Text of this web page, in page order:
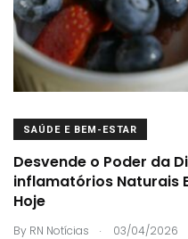
SAÚDE E BEM-ESTAR
Desvende o Poder da
inflamatórios Naturais
Hoje
By RN Notícias . 03/04/2026